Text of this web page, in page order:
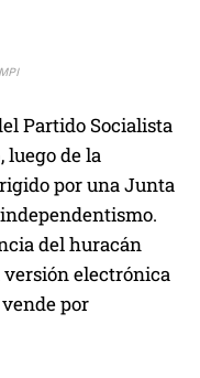
Partido Socialista
luego de la
por una Junta
del huracán
versión electrónica
por